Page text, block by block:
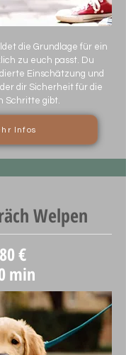
die Grundlage für ein
zu euch passt. Du
Einschätzung und
dir Sicherheit für die
Schritte gibt.
Infos
Welpen
80 €
min